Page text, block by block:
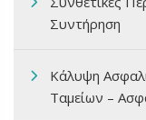
Συντήρηση
Κάλυψη
Ταμείων –